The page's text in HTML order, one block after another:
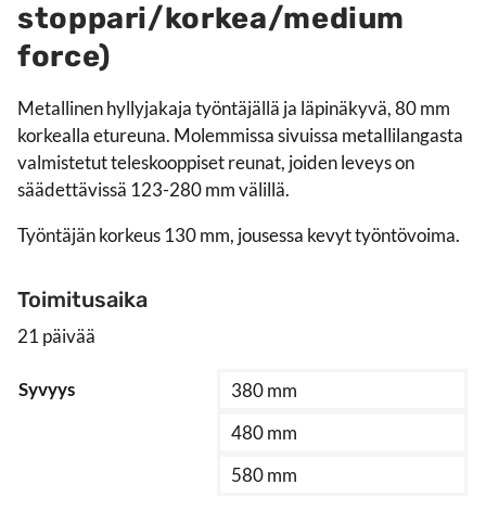
stoppari/korkea/medium
force)
Metallinen hyllyjakaja työntäjällä ja läpinäkyvä, 80 mm
korkealla etureuna. Molemmissa sivuissa metallilangasta
valmistetut teleskooppiset reunat, joiden leveys on
säädettävissä 123-280 mm välillä.
Työntäjän korkeus 130 mm, jousessa kevyt työntövoima.
Toimitusaika
21 päivää
Syvyys
380 mm
480 mm
580 mm